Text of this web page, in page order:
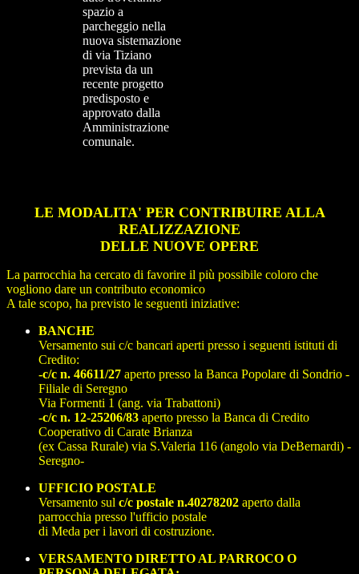
spazio a
parcheggio nella
nuova sistemazione
di via Tiziano
prevista da un
recente progetto
predisposto e
approvato dalla
Amministrazione
comunale.
LE MODALITA' PER CONTRIBUIRE ALLA
REALIZZAZIONE
DELLE NUOVE OPERE
La parrocchia ha cercato di favorire il più possibile coloro che
vogliono dare un contributo economico
A tale scopo, ha previsto le seguenti iniziative:
BANCHE
Versamento sui c/c bancari aperti presso i seguenti istituti di
Credito:
-c/c n. 46611/27 aperto presso la Banca Popolare di Sondrio -
Filiale di Seregno
Via Formenti 1 (ang. via Trabattoni)
-c/c n. 12-25206/83 aperto presso la Banca di Credito
Cooperativo di Carate Brianza
(ex Cassa Rurale) via S.Valeria 116 (angolo via DeBernardi) -
Seregno-
UFFICIO POSTALE
Versamento sul c/c postale n.40278202 aperto dalla
parrocchia presso l'ufficio postale
di Meda per i lavori di costruzione.
VERSAMENTO DIRETTO AL PARROCO O